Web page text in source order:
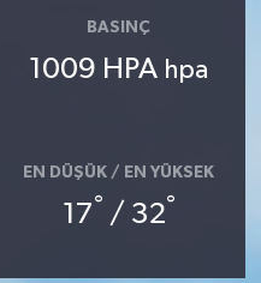
BASINÇ
1009 HPA hpa
EN DÜŞÜK / EN YÜKSEK
17° / 32°